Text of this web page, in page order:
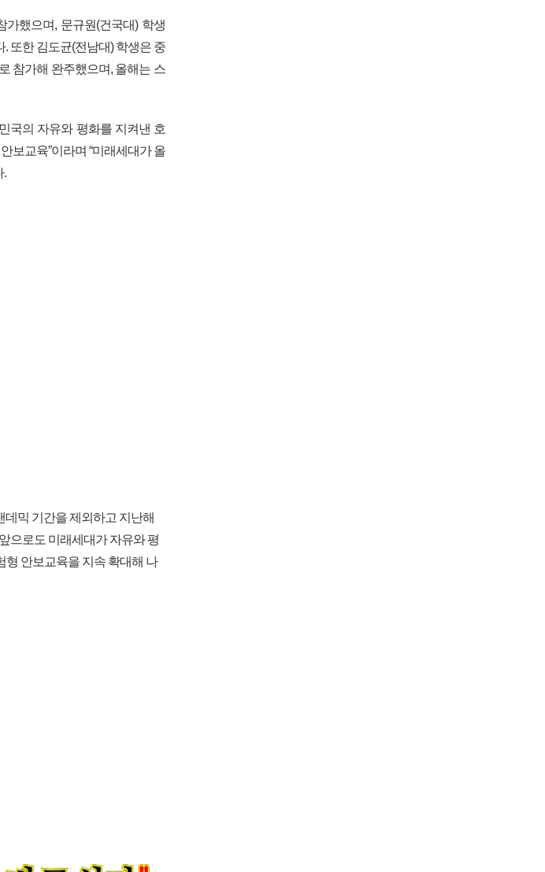
가했으며, 문규원(건국대) 학생
또한 김도균(전남대) 학생은 중
참가해 완주했으며, 올해는 스
국의 자유와 평화를 지켜낸 호
보교육”이라며 “미래세대가 올
.
믹 기간을 제외하고 지난해
으로도 미래세대가 자유와 평
형 안보교육을 지속 확대해 나